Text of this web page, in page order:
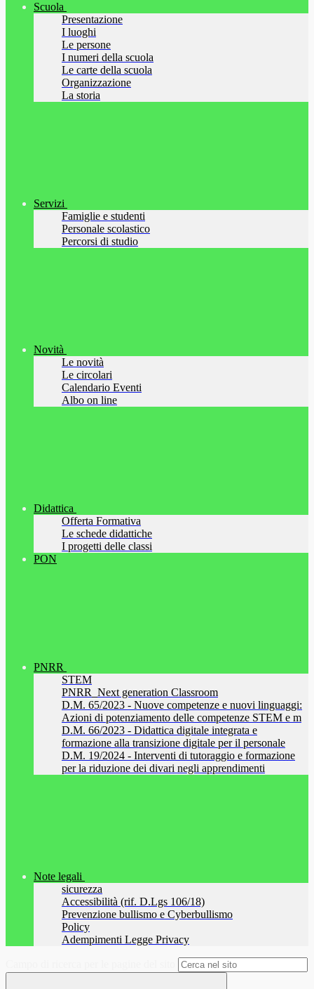
Scuola
Presentazione
I luoghi
Le persone
I numeri della scuola
Le carte della scuola
Organizzazione
La storia
Servizi
Famiglie e studenti
Personale scolastico
Percorsi di studio
Novità
Le novità
Le circolari
Calendario Eventi
Albo on line
Didattica
Offerta Formativa
Le schede didattiche
I progetti delle classi
PON
PNRR
STEM
PNRR_Next generation Classroom
D.M. 65/2023 - Nuove competenze e nuovi linguaggi:
Azioni di potenziamento delle competenze STEM e m
D.M. 66/2023 - Didattica digitale integrata e
formazione alla transizione digitale per il personale
D.M. 19/2024 - Interventi di tutoraggio e formazione
per la riduzione dei divari negli apprendimenti
Note legali
sicurezza
Accessibilità (rif. D.Lgs 106/18)
Prevenzione bullismo e Cyberbullismo
Policy
Adempimenti Legge Privacy